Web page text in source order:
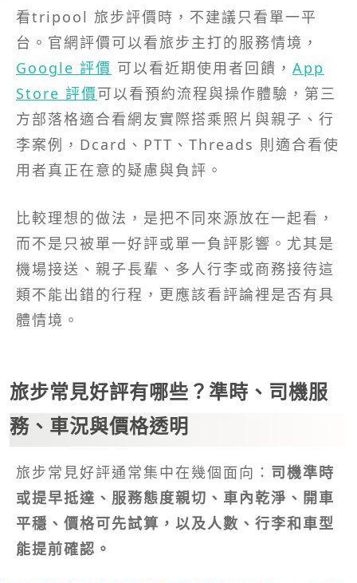
看tripool 旅步評價時，不建議只看單一平
台。官網評價可以看旅步主打的服務情境，
Google 評價 可以看近期使用者回饋， App
Store 評價可以看預約流程與操作體驗，第三
方部落格適合看網友實際搭乘照片與親子、行
李案例，Dcard、PTT、Threads 則適合看使
用者真正在意的疑慮與負評。
比較理想的做法，是把不同來源放在一起看，
而不是只被單一好評或單一負評影響。尤其是
機場接送、親子長輩、多人行李或商務接待這
類不能出錯的行程，更應該看評論裡是否有具
體情境。
旅步常見好評有哪些？準時、司機服
務、車況與價格透明
旅步常見好評通常集中在幾個面向： 司機準時
或提早抵達、服務態度親切、車內乾淨、開車
平穩、價格可先試算，以及人數、行李和車型
能提前確認。